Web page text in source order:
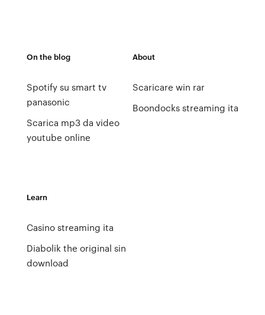
On the blog
Spotify su smart tv
panasonic
Scarica mp3 da video
youtube online
About
Scaricare win rar
Boondocks streaming ita
Learn
Casino streaming ita
Diabolik the original sin
download